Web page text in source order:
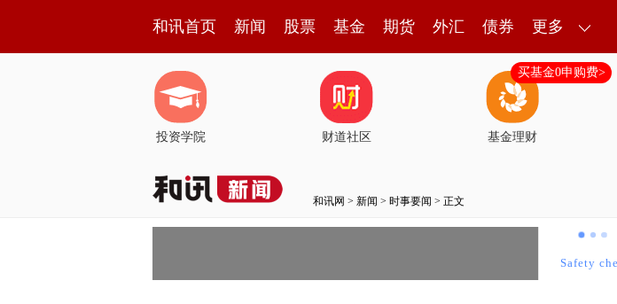
和讯首页 新闻 股票 基金 期货 外汇 债券 更多
投资学院 财道社区 基金理财
买基金0申购费>
和讯网 > 新闻 > 时事要闻 > 正文